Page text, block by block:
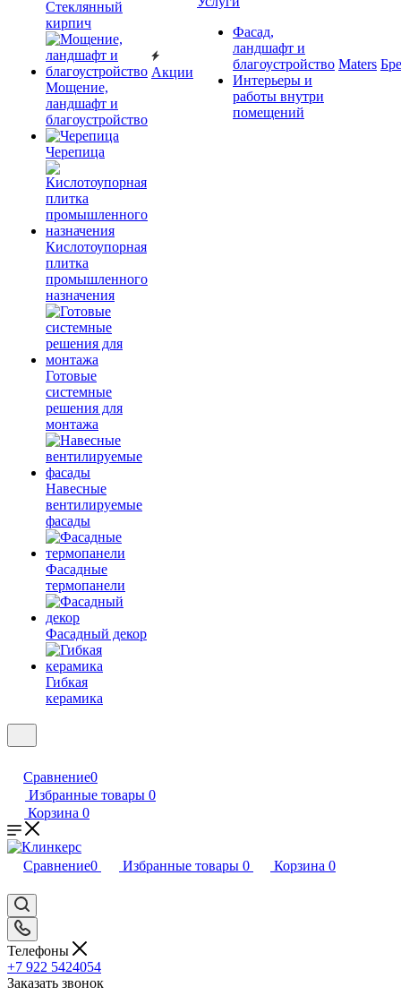
Cтеклянный
кирпич
Мощение,
ландшафт и
благоустройство
Черепица
Кислотоупорная
плитка
промышленного
назначения
Готовые
системные
решения для
монтажа
Навесные
вентилируемые
фасады
Фасадные
термопанели
Фасадный декор
Гибкая
керамика
Акции
Фасад,
ландшафт и
благоустройство
Интерьеры и
работы внутри
помещений
Maters
Сравнение0
Избранные товары 0
Корзина 0
Сравнение0 Избранные товары 0 Корзина 0
Телефоны
+7 922 5424054
Заказать звонок